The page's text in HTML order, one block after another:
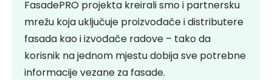
FasadePRO projekta kreirali smo i partnersku
mrežu koja uključuje proizvođače i distributere
fasada kao i izvođače radove – tako da
korisnik na jednom mjestu dobija sve potrebne
informacije vezane za fasade.